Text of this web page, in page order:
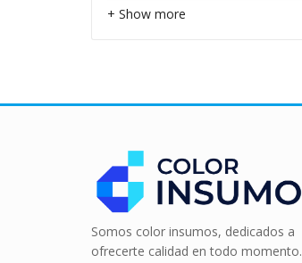
+ Show more
Somos color insumos, dedicados a
ofrecerte calidad en todo momento.